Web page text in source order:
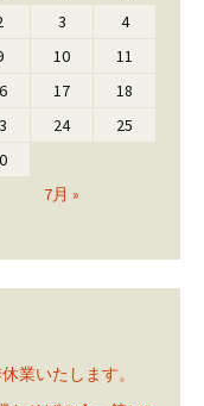
7月 »
3
4
10
11
17
18
24
25
業いたします。